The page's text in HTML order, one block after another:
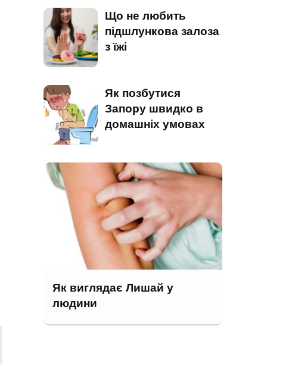
Що не любить
підшлункова залоза
з їжі
Як позбутися
Запору швидко в
домашніх умовах
Як виглядає Лишай у
людини